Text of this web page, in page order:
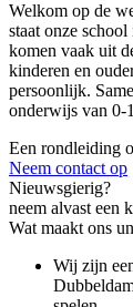
Welkom op de
staat onze
komen vaak uit
kinderen en
persoonlijk.
onderwijs van 0-
Een rondleiding
Neem contact op
Nieuwsgierig?
neem alvast een
Wat maakt ons
Wij zijn